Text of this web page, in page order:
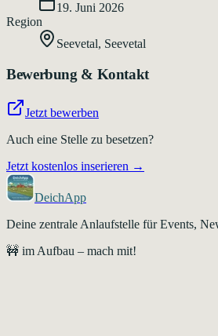
19. Juni 2026
Region
Seevetal, Seevetal
Bewerbung & Kontakt
Jetzt bewerben
Auch eine Stelle zu besetzen?
Jetzt kostenlos inserieren →
DeichApp
Deine zentrale Anlaufstelle für Events,
🚧 im Aufbau – mach mit!